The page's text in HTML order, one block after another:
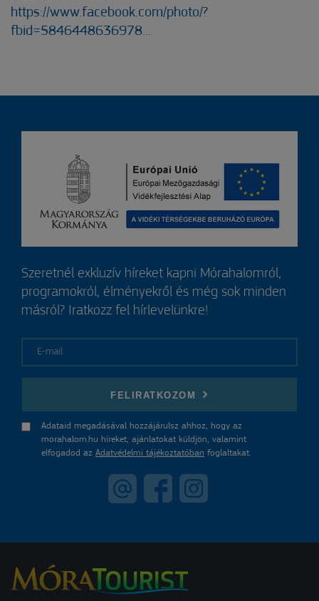
https://www.facebook.com/photo/?
fbid=5846448636978...
Szeretnél exkluzív híreket kapni Mórahalomról,
programokról, élményekről és még sok minden
másról? Iratkozz fel hírlevelünkre!
FELIRATKOZOM
Adataid megadásával hozzájárulsz ahhoz, hogy az
morahalom.hu híreket, ajánlatokat küldjön, valamint
elfogadod az Adatvédelmi tájékoztatóban foglaltakat.